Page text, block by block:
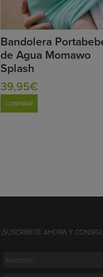
Bandolera
de Agua Momawo
Splash
39,95€
COMPRAR
¡SUSCRÍBETE AHORA Y